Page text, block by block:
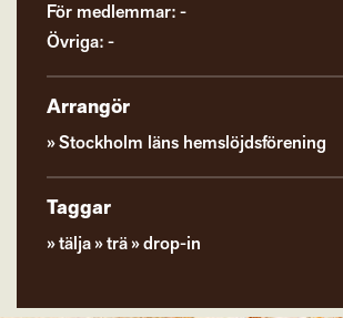
För medlemmar: -
Övriga: -
Arrangör
Stockholm läns hemslöjdsförening
Taggar
tälja trä drop-in